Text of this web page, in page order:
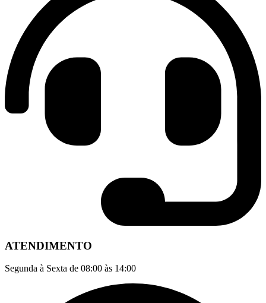
ATENDIMENTO
Segunda à Sexta de 08:00 às 14:00